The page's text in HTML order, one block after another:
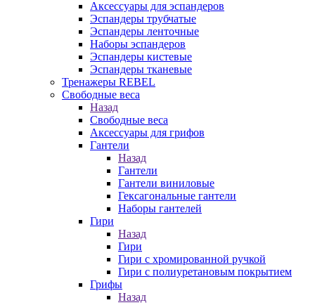
Аксессуары для эспандеров
Эспандеры трубчатые
Эспандеры ленточные
Наборы эспандеров
Эспандеры кистевые
Эспандеры тканевые
Тренажеры REBEL
Свободные веса
Назад
Свободные веса
Аксессуары для грифов
Гантели
Назад
Гантели
Гантели виниловые
Гексагональные гантели
Наборы гантелей
Гири
Назад
Гири
Гири с хромированной ручкой
Гири с полиуретановым покрытием
Грифы
Назад